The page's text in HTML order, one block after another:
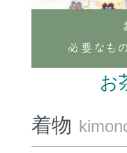
お
着物